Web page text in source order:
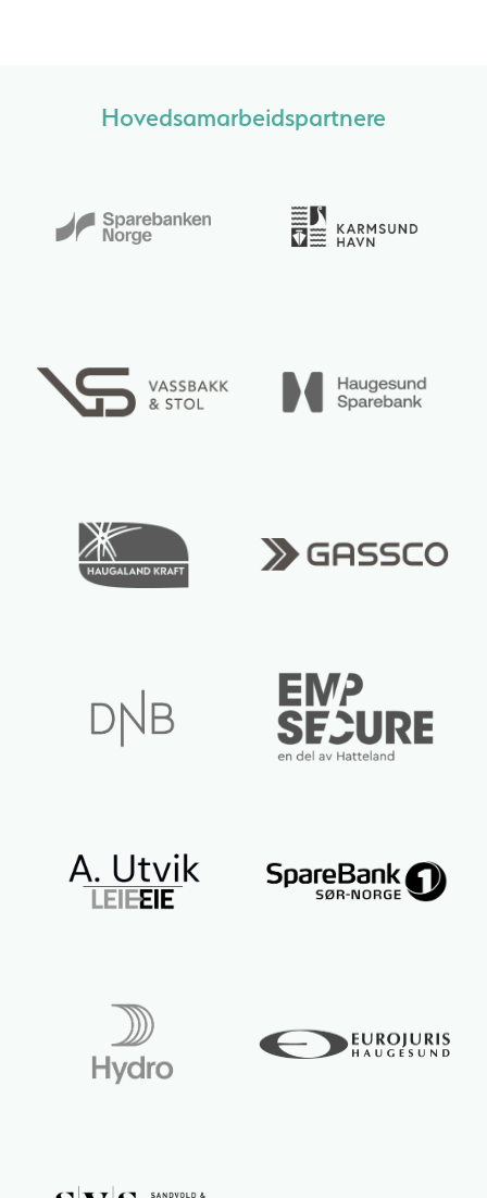
Hovedsamarbeidspartnere